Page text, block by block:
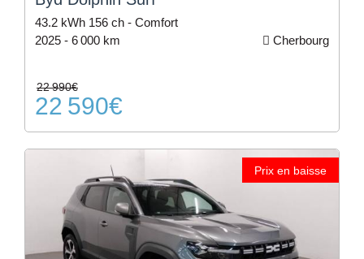
43.2 kWh 156 ch - Comfort
2025 - 6 000 km Cherbourg
22 990€
22 590€
Prix en baisse